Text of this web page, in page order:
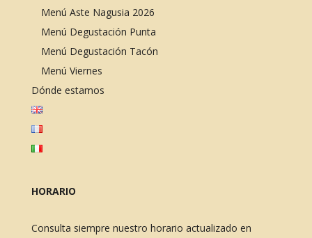
Menú Aste Nagusia 2026
Menú Degustación Punta
Menú Degustación Tacón
Menú Viernes
Dónde estamos
HORARIO
Consulta siempre nuestro horario actualizado en